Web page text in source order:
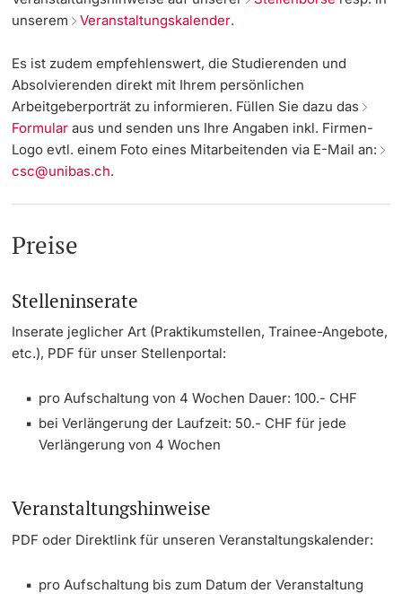
Fördernde & Alumni
weitere Informationen
Fünf Gründe, in Basel zu studieren
Im Studium
Vorlesungsverzeichnis
Termine & Fristen
Dokumente und Verifikation
«Start Smart»-Week
Mobilität
Campus Stories
Hörerinnen/Hörer
unserem Veranstaltungskalender.
Es ist zudem empfehlenswert, die Studierenden und
Absolvierenden direkt mit Ihrem persönlichen
Arbeitgeberporträt zu informieren. Füllen Sie dazu das
Formular aus und senden uns Ihre Angaben inkl. Firmen-
Logo evtl. einem Foto eines Mitarbeitenden via E-Mail an:
csc@unibas.ch.
Preise
Stelleninserate
Inserate jeglicher Art (Praktikumstellen, Trainee-Angebote,
etc.), PDF für unser Stellenportal:
pro Aufschaltung von 4 Wochen Dauer: 100.- CHF
bei Verlängerung der Laufzeit: 50.- CHF für jede
Verlängerung von 4 Wochen
Veranstaltungshinweise
PDF oder Direktlink für unseren Veranstaltungskalender:
pro Aufschaltung bis zum Datum der Veranstaltung